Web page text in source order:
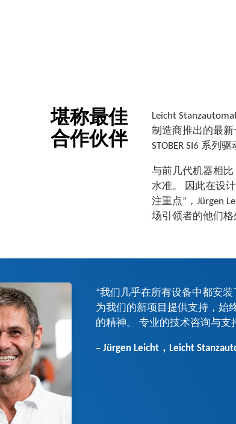
堪称最佳
合作伙伴
Leicht
制造商推出的最
STOBER SI6 系列
与前几代机器相
水准。 因此在设
注重点”，Jürgen
场引领者的他们格
“我们几乎在所有设备中都安装
为我们的新项目提供支持，始
的精神。 专业的技术咨询与支
– Jürgen Leicht，Leicht